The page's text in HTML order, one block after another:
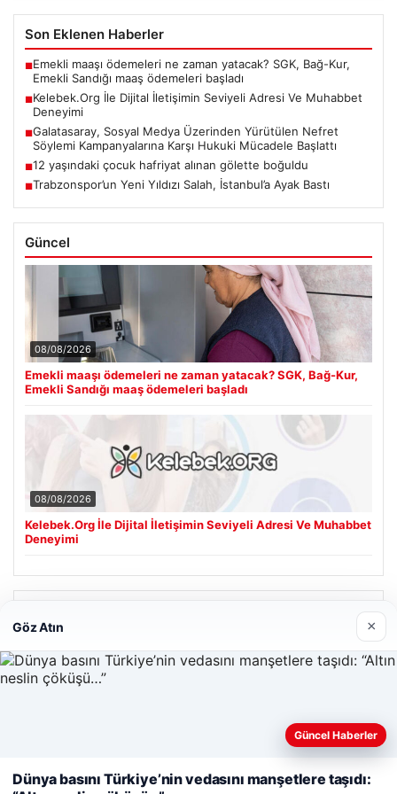
Son Eklenen Haberler
■Emekli maaşı ödemeleri ne zaman yatacak? SGK, Bağ-Kur,
Emekli Sandığı maaş ödemeleri başladı
■Kelebek.Org İle Dijital İletişimin Seviyeli Adresi Ve Muhabbet
Deneyimi
■Galatasaray, Sosyal Medya Üzerinden Yürütülen Nefret
Söylemi Kampanyalarına Karşı Hukuki Mücadele Başlattı
■12 yaşındaki çocuk hafriyat alınan gölette boğuldu
■Trabzonspor’un Yeni Yıldızı Salah, İstanbul’a Ayak Bastı
Güncel
08/08/2026
Emekli maaşı ödemeleri ne zaman yatacak? SGK, Bağ-Kur,
Emekli Sandığı maaş ödemeleri başladı
08/08/2026
Kelebek.Org İle Dijital İletişimin Seviyeli Adresi Ve Muhabbet
Deneyimi
Cengiz Sigorta
23/06/2026
Web sitemizi nasıl kullandığınızı daha iyi anlayabilmek,
kullanıyoruz.
Çerez Politikamız
Göz Atın ×
Güncel Haberler
Dünya basını Türkiye’nin vedasını manşetlere taşıdı: